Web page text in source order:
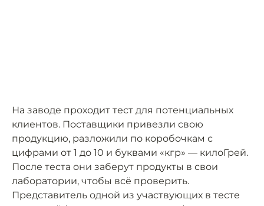
На заводе проходит тест для потенциальных
клиентов. Поставщики привезли свою
продукцию, разложили по коробочкам с
цифрами от 1 до 10 и буквами «кгр» — килоГрей.
После теста они заберут продукты в свои
лаборатории, чтобы всё проверить.
Представитель одной из участвующих в тесте